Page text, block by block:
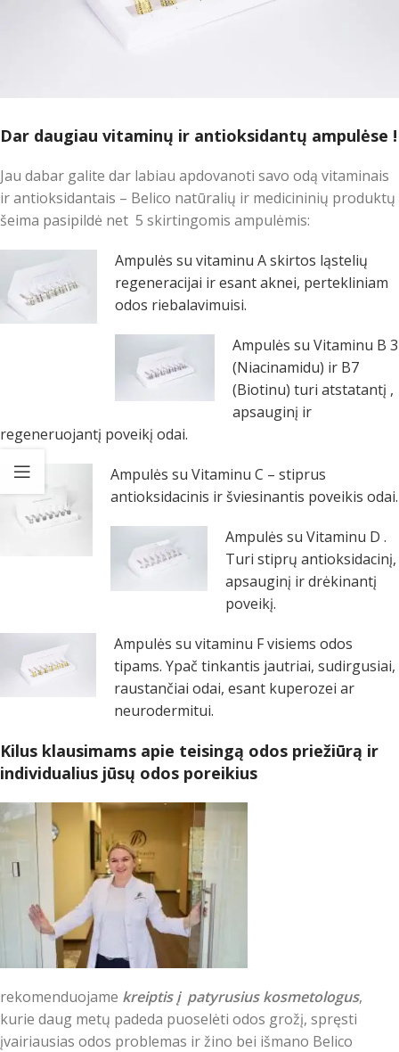
Dar daugiau vitaminų ir antioksidantų ampulėse !
Jau dabar galite dar labiau apdovanoti savo odą vitaminais
ir antioksidantais – Belico natūralių ir medicininių produktų
šeima pasipildė net 5 skirtingomis ampulėmis:
Ampulės su vitaminu A skirtos ląstelių
regeneracijai ir esant aknei, pertekliniam
odos riebalavimuisi.
Ampulės su Vitaminu B 3
(Niacinamidu) ir B7
(Biotinu) turi atstatantį ,
apsauginį ir
regeneruojantį poveikį odai.
Ampulės su Vitaminu C – stiprus
antioksidacinis ir šviesinantis poveikis odai.
Ampulės su Vitaminu D .
Turi stiprų antioksidacinį,
apsauginį ir drėkinantį
poveikį.
Ampulės su vitaminu F visiems odos
tipams. Ypač tinkantis jautriai, sudirgusiai,
raustančiai odai, esant kuperozei ar
neurodermitui.
Kilus klausimams apie teisingą odos priežiūrą ir
individualius jūsų odos poreikius
rekomenduojame kreiptis į patyrusius kosmetologus,
kurie daug metų padeda puoselėti odos grožį, spręsti
įvairiausias odos problemas ir žino bei išmano Belico